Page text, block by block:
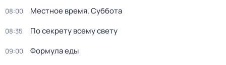
08:00 Местное время. Суббота
08:35 По секрету всему свету
09:00 Формула еды